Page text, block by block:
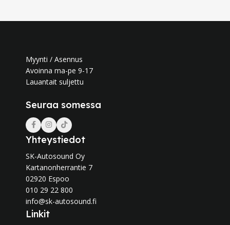
Myynti / Asennus
Avoinna ma-pe 9-17
Lauantait suljettu
Seuraa somessa
Yhteystiedot
SK-Autosound Oy
Kartanonherrantie 7
02920 Espoo
010 29 22 800
info@sk-autosound.fi
Linkit